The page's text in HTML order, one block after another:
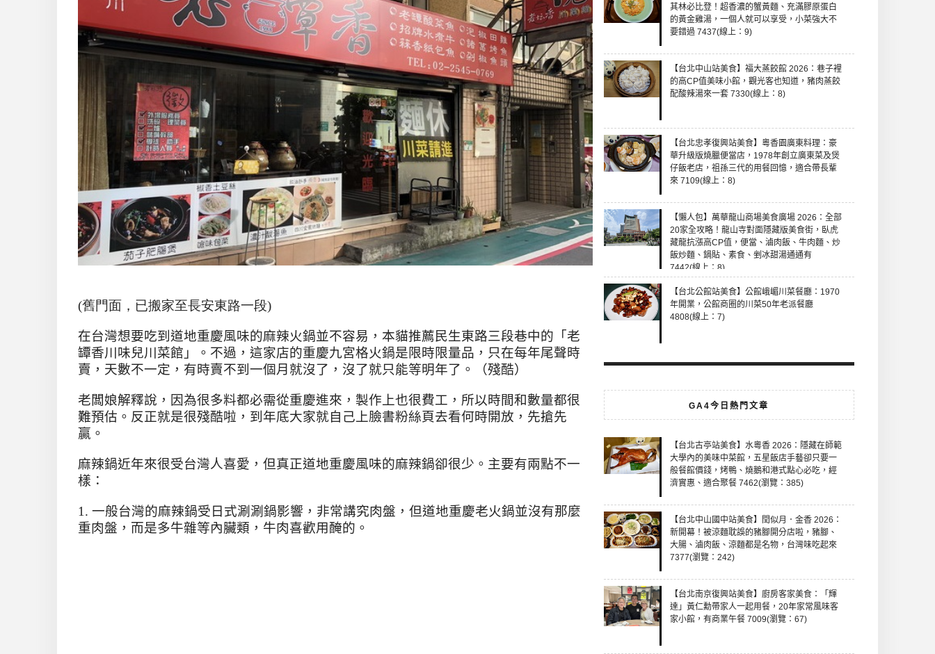
(舊門面，已搬家至長安東路一段)
在台灣想要吃到道地重慶風味的麻辣火鍋並不容易，本貓推薦民生東路三段巷中的「老
罈香川味兒川菜館」。不過，這家店的重慶九宮格火鍋是限時限量品，只在每年尾聲時
賣，天數不一定，有時賣不到一個月就沒了，沒了就只能等明年了。（殘酷）
老闆娘解釋說，因為很多料都必需從重慶進來，製作上也很費工，所以時間和數量都很
難預估。反正就是很殘酷啦，到年底大家就自己上臉書粉絲頁去看何時開放，先搶先
贏。
麻辣鍋近年來很受台灣人喜愛，但真正道地重慶風味的麻辣鍋卻很少。主要有兩點不一
樣：
1. 一般台灣的麻辣鍋受日式涮涮鍋影響，非常講究肉盤，但道地重慶老火鍋並沒有那麼
重肉盤，而是多牛雜等內臟類，牛肉喜歡用醃的。
其林必比登！超香濃的蟹黃麵、充滿膠原蛋白
的黃金雞湯，一個人就可以享受，小菜強大不
要錯過 7437(線上：9)
【台北中山站美食】福大蒸餃館 2026：巷子裡
的高CP值美味小館，觀光客也知道，豬肉蒸餃
配酸辣湯來一套 7330(線上：8)
【台北忠孝復興站美食】粵香園廣東料理：豪
華升級版燒臘便當店，1978年創立廣東菜及煲
仔飯老店，祖孫三代的用餐回憶，適合帶長輩
來 7109(線上：8)
【懶人包】萬華龍山商場美食廣場 2026：全部
20家全攻略！龍山寺對面隱藏版美食街，臥虎
藏龍抗漲高CP值，便當、滷肉飯、牛肉麵、炒
飯炒麵、鍋貼、素食、剉冰甜湯通通有
7442(線上：8)
【台北公館站美食】公館峨嵋川菜餐廳：1970
年開業，公館商圈的川菜50年老派餐廳
4808(線上：7)
GA4今日熱門文章
【台北古亭站美食】水粵香 2026：隱藏在師範
大學內的美味中菜館，五星飯店手藝卻只要一
般餐館價錢，烤鴨、燒鵝和港式點心必吃，經
濟實惠、適合聚餐 7462(瀏覽：385)
【台北中山國中站美食】閏似月．金香 2026：
新開幕！被涼麵耽誤的豬腳開分店啦，豬腳、
大腸、滷肉飯、涼麵都是名物，台灣味吃起來
7377(瀏覽：242)
【台北南京復興站美食】廚房客家美食：「輝
達」黃仁勳帶家人一起用餐，20年家常風味客
家小館，有商業午餐 7009(瀏覽：67)